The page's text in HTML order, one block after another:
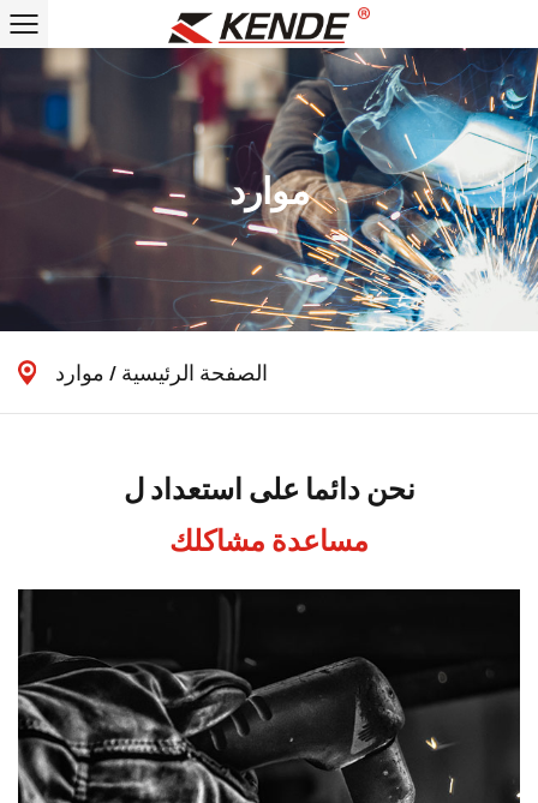
موارد
الصفحة الرئيسية / موارد
نحن دائما على استعداد ل
مساعدة مشاكلك